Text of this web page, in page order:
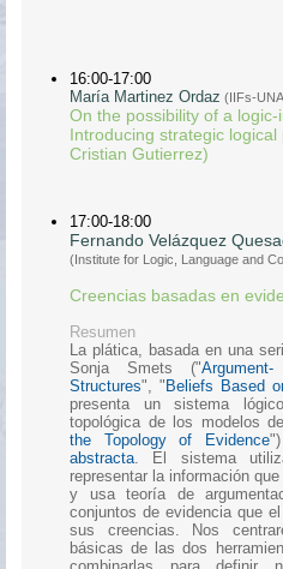
16:00-17:00
María Martinez Ordaz (IIFs-
On the possibility of a
Introducing strategic
Cristian Gutierrez)
17:00-18:00
Fernando Velázquez
(Institute for Logic, Language and
Creencias basadas en
Resumen
La plática, basada en una
Sonja Smets ("
Structures", " Beliefs Based
presenta un sistema
topológica de los modelos
the Topology of Evidence
abstracta. El sistema
representar la información
y usa teoría de
conjuntos de evidencia que
sus creencias. Nos
básicas de las dos